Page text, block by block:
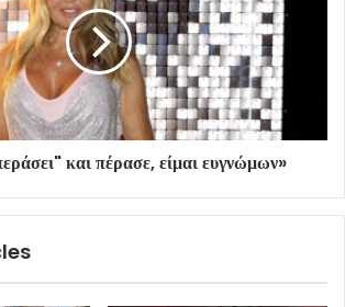
και πέρασε, είμαι ευγνώμων»